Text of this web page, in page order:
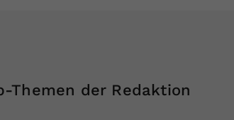
Themen der Redaktion